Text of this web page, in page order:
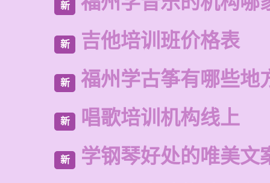
新
新 吉他培训班价格表
新 福州学古筝有哪些地
新 唱歌培训机构线上
新 学钢琴好处的唯美文